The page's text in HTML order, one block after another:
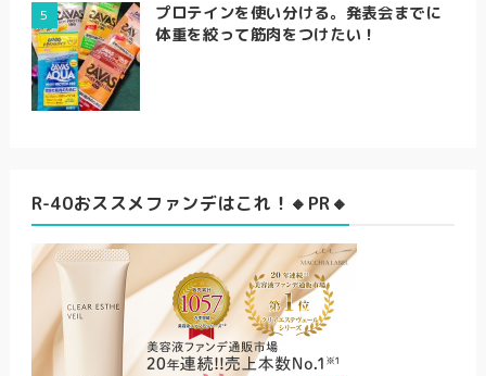
プロテインを使い分ける。発表会までに
体重を絞って筋肉をつけたい！
R-40おススメファンデはこれ！🔸PR🔸